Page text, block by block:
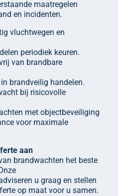
maatregelen
en incidenten.
vluchtwegen en
periodiek keuren.
van brandbare
brandveilig handelen.
bij risicovolle
met objectbeveiliging
voor maximale
aan
brandwachten het beste
u graag en stellen
op maat voor u samen.